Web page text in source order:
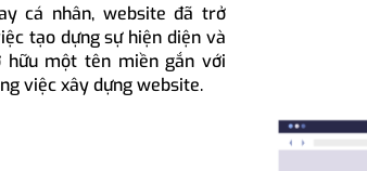
cá nhân, website đã trở
tạo dựng sự hiện diện và
hữu một tên miền gắn với
việc xây dựng website.